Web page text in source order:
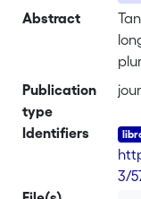
Abstract
Publication
type
Identifiers
3/